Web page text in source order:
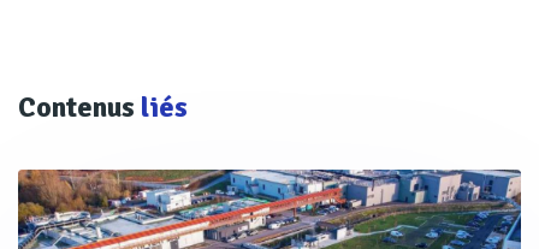
Contenus liés